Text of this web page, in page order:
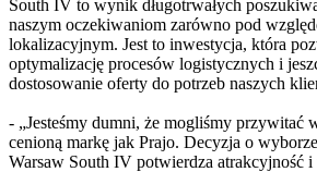
South IV to wynik długotrwałych
naszym oczekiwaniom zarówno pod
lokalizacyjnym. Jest to inwestycja, która
optymalizację procesów logistycznych i
dostosowanie oferty do potrzeb naszych
- „Jesteśmy dumni, że mogliśmy przywitać
cenioną markę jak Prajo. Decyzja o
Warsaw South IV potwierdza atrakcyjność i